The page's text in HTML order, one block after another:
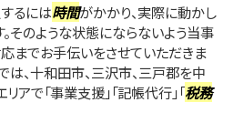
るには時間がかかり、実際に動かし
そのような状態にならないよう当事
までお手伝いをさせていただきま
、十和田市、三沢市、三戸郡を中
で「事業支援」「記帳代行」「税務